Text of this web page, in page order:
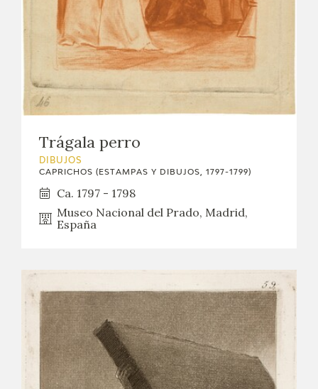
Trágala perro
DIBUJOS
CAPRICHOS (ESTAMPAS Y DIBUJOS, 1797-1799)
Ca. 1797 - 1798
Museo Nacional del Prado, Madrid,
España